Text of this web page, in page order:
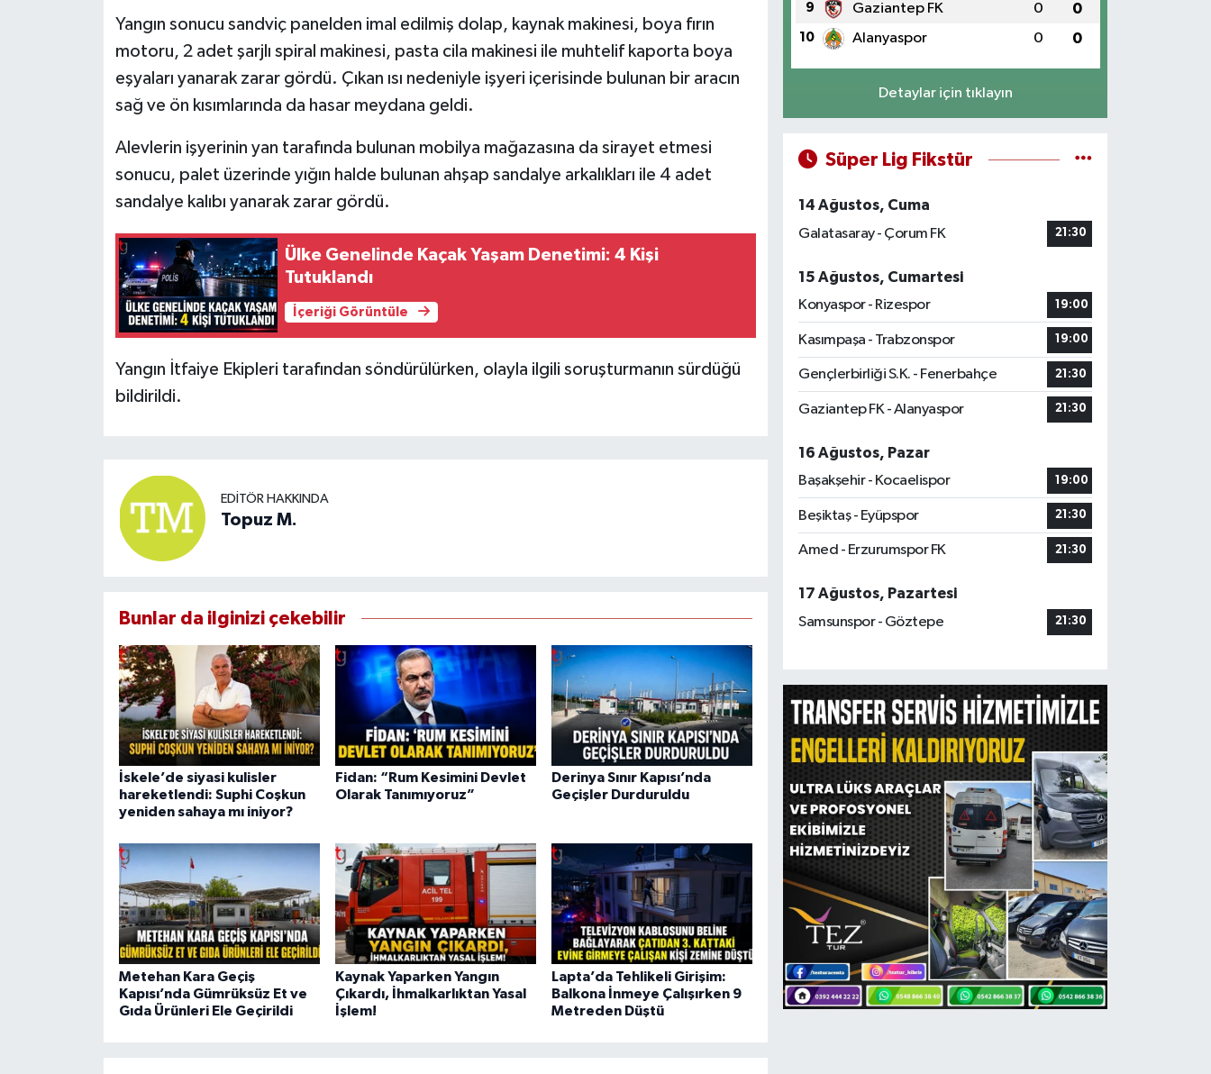
Yangın sonucu sandviç panelden imal edilmiş dolap, kaynak makinesi, boya fırın
motoru, 2 adet şarjlı spiral makinesi, pasta cila makinesi ile muhtelif kaporta boya
eşyaları yanarak zarar gördü. Çıkan ısı nedeniyle işyeri içerisinde bulunan bir aracın
sağ ve ön kısımlarında da hasar meydana geldi.
Alevlerin işyerinin yan tarafında bulunan mobilya mağazasına da sirayet etmesi
sonucu, palet üzerinde yığın halde bulunan ahşap sandalye arkalıkları ile 4 adet
sandalye kalıbı yanarak zarar gördü.
Ülke Genelinde Kaçak Yaşam Denetimi: 4 Kişi
Tutuklandı
İçeriği Görüntüle
Yangın İtfaiye Ekipleri tarafından söndürülürken, olayla ilgili soruşturmanın sürdüğü
bildirildi.
EDITÖR HAKKINDA
Topuz M.
Bunlar da ilginizi çekebilir
İskele’de siyasi kulisler
hareketlendi: Suphi Coşkun
yeniden sahaya mı iniyor?
Fidan: “Rum Kesimini Devlet
Olarak Tanımıyoruz”
Derinya Sınır Kapısı’nda
Geçişler Durduruldu
Metehan Kara Geçiş
Kapısı’nda Gümrüksüz Et ve
Gıda Ürünleri Ele Geçirildi
Kaynak Yaparken Yangın
Çıkardı, İhmalkarlıktan Yasal
İşlem!
Lapta’da Tehlikeli Girişim:
Balkona İnmeye Çalışırken 9
Metreden Düştü
9 Gaziantep FK 0 0
10 Alanyaspor 0 0
Detaylar için tıklayın
Süper Lig Fikstür
14 Ağustos, Cuma
Galatasaray - Çorum FK
21:30
15 Ağustos, Cumartesi
Konyaspor - Rizespor
19:00
Kasımpaşa - Trabzonspor 19:00
Gençlerbirliği S.K. - Fenerbahçe 21:30
Gaziantep FK - Alanyaspor 21:30
16 Ağustos, Pazar
Başakşehir - Kocaelispor
19:00
Beşiktaş - Eyüpspor 21:30
Amed - Erzurumspor FK 21:30
17 Ağustos, Pazartesi
Samsunspor - Göztepe
21:30